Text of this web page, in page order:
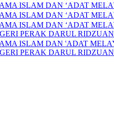
ISLAM DAN ‘ADAT
ISLAM DAN ‘ADAT
ISLAM DAN ‘ADAT
PERAK DARUL
ISLAM DAN 'ADAT
PERAK DARUL